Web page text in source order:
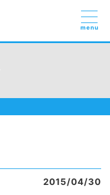
menu
2015/04/30